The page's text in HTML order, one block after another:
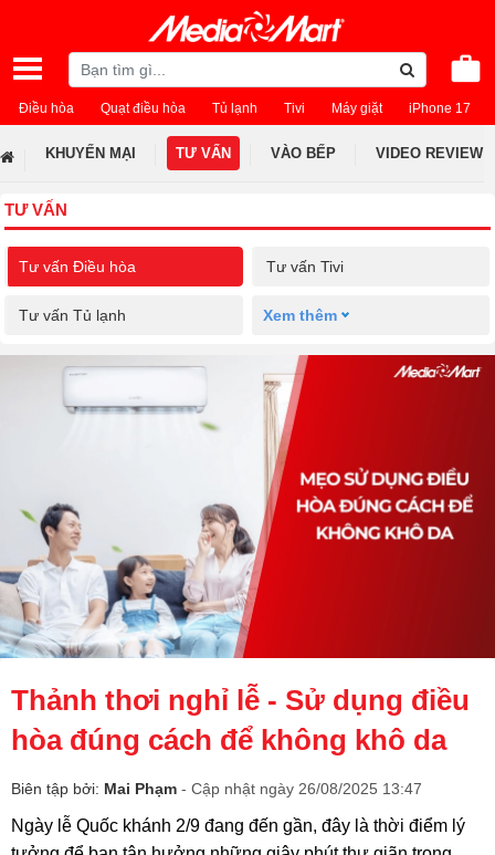
Điều hòa Quạt điều hòa Tủ lạnh Tivi Máy giặt iPhone 17
KHUYẾN MẠI TƯ VẤN VÀO BẾP VIDEO REVIEW
TƯ VẤN
Tư vấn Điều hòa Tư vấn Tivi
Tư vấn Tủ lạnh Xem thêm
Thảnh thơi nghỉ lễ - Sử dụng điều
hòa đúng cách để không khô da
Biên tập bởi: Mai Phạm - Cập nhật ngày 26/08/2025 13:47
Ngày lễ Quốc khánh 2/9 đang đến gần, đây là thời điểm lý